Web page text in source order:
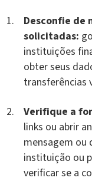
Desconfie de
solicitadas:
instituições
obter seus
transferências
Verifique a
links ou abrir
mensagem ou
instituição ou
verificar se a